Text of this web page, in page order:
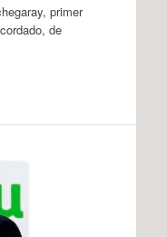
primer
de